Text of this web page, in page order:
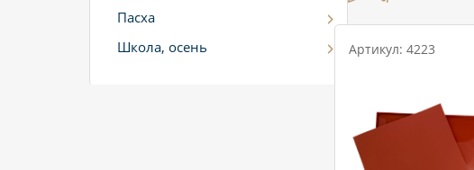
Пасха
Школа, осень
Артикул: 4223